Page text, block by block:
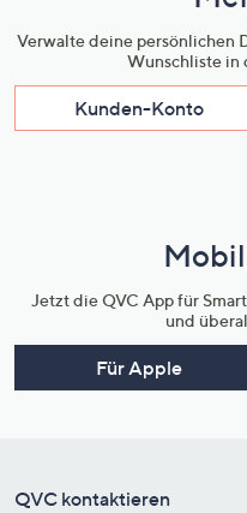
Verwalte deine persönlichen
Wunschliste in
Kunden-Konto
Jetzt die QVC App für
und
Für Apple
QVC kontaktieren